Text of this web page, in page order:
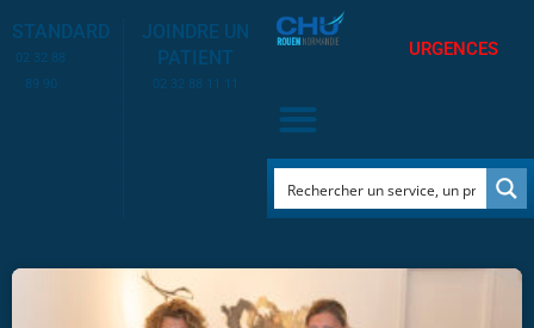
STANDARD
02 32 88
89 90
JOINDRE UN
PATIENT
02 32 88 11 11
URGENCES